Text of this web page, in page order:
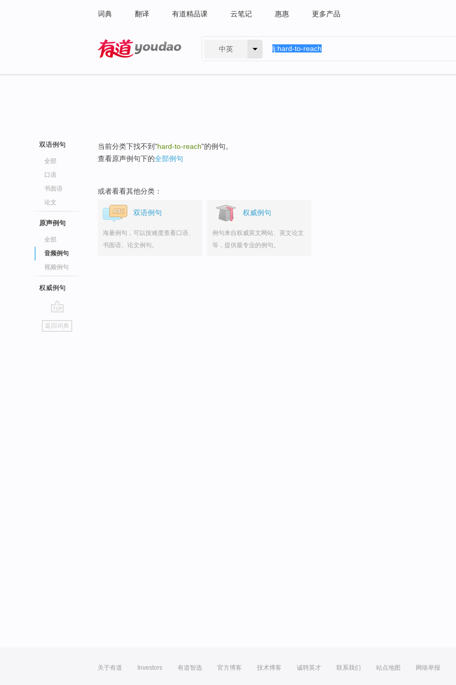
词典 翻译 有道精品课 云笔记 惠惠 更多产品
中英
双语例句
全部
口语
书面语
论文
原声例句
全部
音频例句
视频例句
权威例句
go
top
返回词典
当前分类下找不到"hard-to-reach"的例句。
查看原声例句下的全部例句
或者看看其他分类：
双语例句
海量例句，可以按难度查看口语、
书面语、论文例句。
权威例句
例句来自权威英文网站、英文论文
等，提供最专业的例句。
关于有道 Investors 有道智选 官方博客 技术博客 诚聘英才 联系我们 站点地图 网络举报